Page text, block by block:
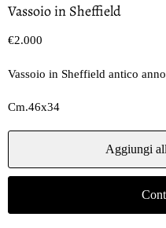
Vassoio in Sheffield
Prezzo oggi
€2.000
Vassoio in Sheffield antico
Cm.46x34
Aggiungi